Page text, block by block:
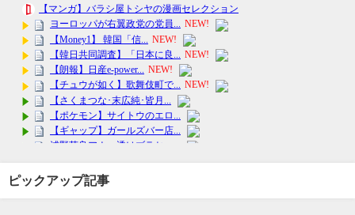
ピックアップ記事